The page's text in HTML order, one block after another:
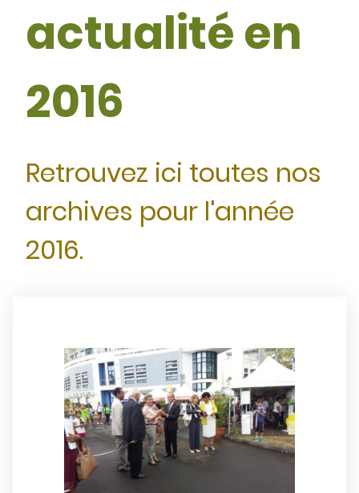
actualité en
2016
Retrouvez ici toutes nos
archives pour l'année
2016.